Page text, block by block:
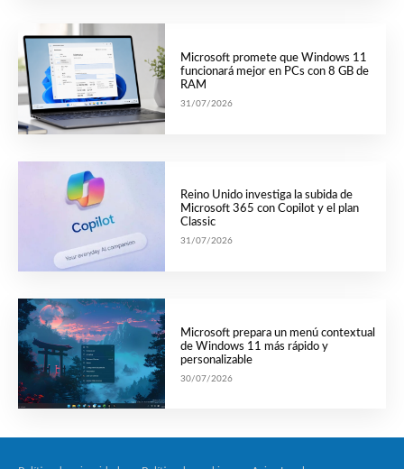
Microsoft promete que Windows 11
funcionará mejor en PCs con 8 GB de
RAM
31/07/2026
Reino Unido investiga la subida de
Microsoft 365 con Copilot y el plan
Classic
31/07/2026
Microsoft prepara un menú contextual
de Windows 11 más rápido y
personalizable
30/07/2026